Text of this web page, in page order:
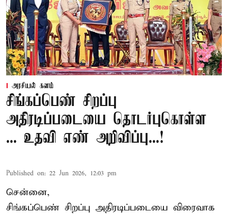
அரசியல் களம்
சிங்கப்பெண் சிறப்பு
அதிரடிப்படையை தொடர்புகொள்ள
... உதவி எண் அறிவிப்பு...!
Published on: 22 Jun 2026, 12:03 pm
சென்னை,
சிங்கப்பெண் சிறப்பு அதிரடிப்படையை விரைவாக